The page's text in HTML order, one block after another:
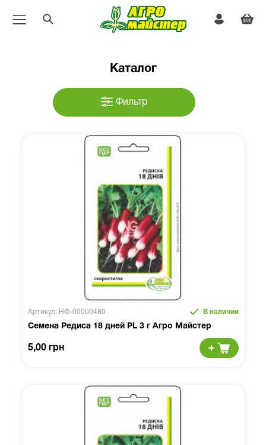
Каталог
Фильтр
Артикул: НФ-00000480 В наличии
Семена Редиса 18 дней PL 3 г Агро Майстер
5,00 грн